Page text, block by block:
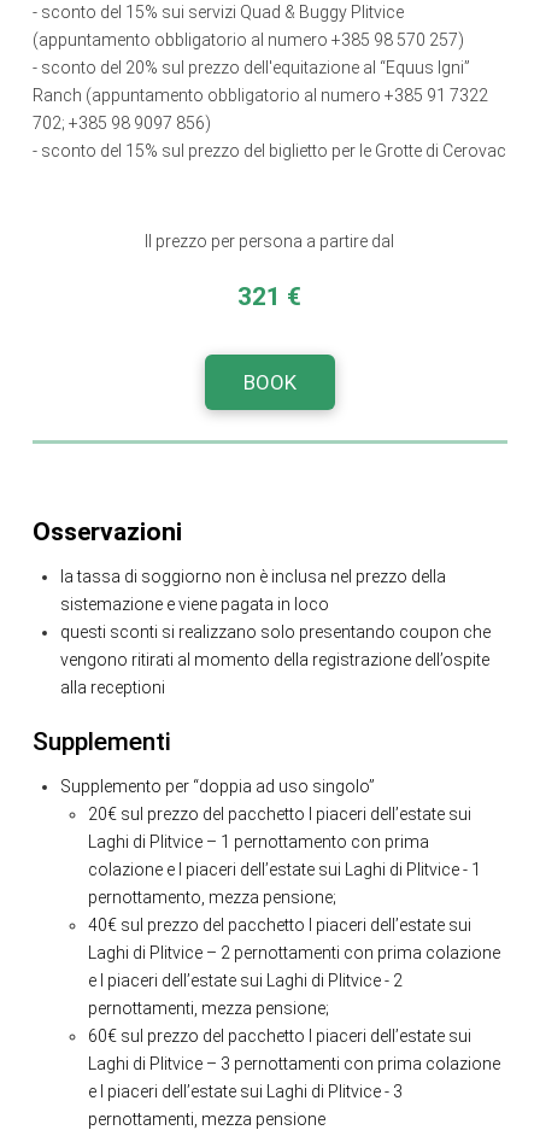
- sconto del 15% sui servizi Quad & Buggy Plitvice
(appuntamento obbligatorio al numero +385 98 570 257)
- sconto del 20% sul prezzo dell'equitazione al “Equus Igni”
Ranch (appuntamento obbligatorio al numero +385 91 7322
702; +385 98 9097 856)
- sconto del 15% sul prezzo del biglietto per le Grotte di Cerovac
Il prezzo per persona a partire dal
321 €
BOOK
Osservazioni
la tassa di soggiorno non è inclusa nel prezzo della
sistemazione e viene pagata in loco
questi sconti si realizzano solo presentando coupon che
vengono ritirati al momento della registrazione dell’ospite
alla receptioni
Supplementi
Supplemento per “doppia ad uso singolo”
20€ sul prezzo del pacchetto I piaceri dell’estate sui
Laghi di Plitvice – 1 pernottamento con prima
colazione e I piaceri dell’estate sui Laghi di Plitvice - 1
pernottamento, mezza pensione;
40€ sul prezzo del pacchetto I piaceri dell’estate sui
Laghi di Plitvice – 2 pernottamenti con prima colazione
e I piaceri dell’estate sui Laghi di Plitvice - 2
pernottamenti, mezza pensione;
60€ sul prezzo del pacchetto I piaceri dell’estate sui
Laghi di Plitvice – 3 pernottamenti con prima colazione
e I piaceri dell’estate sui Laghi di Plitvice - 3
pernottamenti, mezza pensione